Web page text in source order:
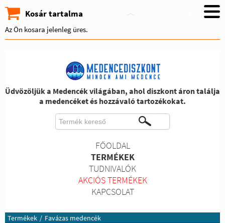
Kosár tartalma
Az Ön kosara jelenleg üres.
Üdvözöljük a Medencék világában, ahol diszkont áron találja
a medencéket és hozzávaló tartozékokat.
FŐOLDAL
TERMÉKEK
TUDNIVALÓK
AKCIÓS TERMÉKEK
KAPCSOLAT
Termékek / Favázas medencék